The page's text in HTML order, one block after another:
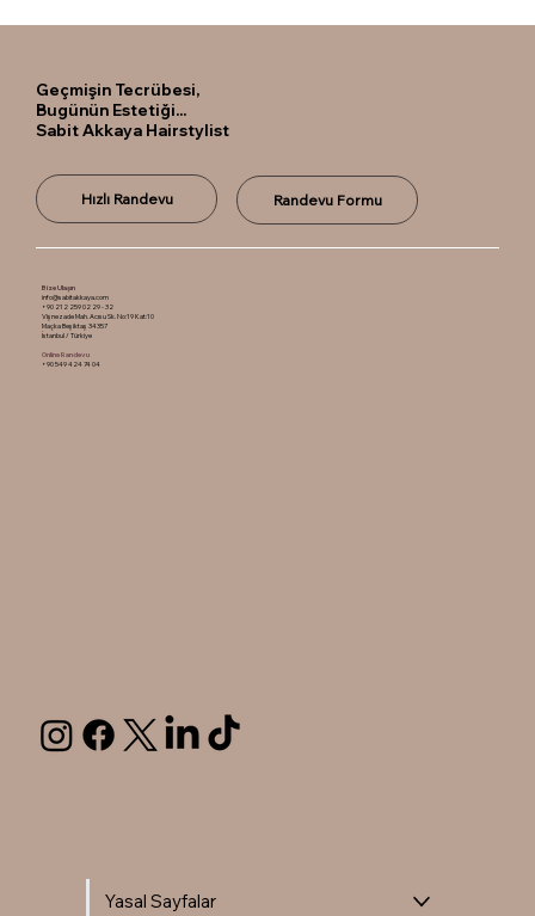
Geçmişin Tecrübesi,
Bugünün Estetiği...
Sabit Akkaya Hairstylist
Randevu Formu
Hızlı Randevu
Bize Ulaşın
info@sabitakkaya.com
+90 212 259 02 29 - 32
Vişnezade Mah. Acısu Sk. No:19 Kat:10
Maçka Beşiktaş 34357
İstanbul / Türkiye
Online Randevu
+90 549 424 74 04
Yasal Sayfalar